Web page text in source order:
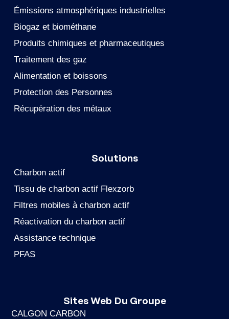
Émissions atmosphériques industrielles
Biogaz et biométhane
Produits chimiques et pharmaceutiques
Traitement des gaz
Alimentation et boissons
Protection des Personnes
Récupération des métaux
Solutions
Charbon actif
Tissu de charbon actif Flexzorb
Filtres mobiles à charbon actif
Réactivation du charbon actif
Assistance technique
PFAS
Sites Web Du Groupe
CALGON CARBON